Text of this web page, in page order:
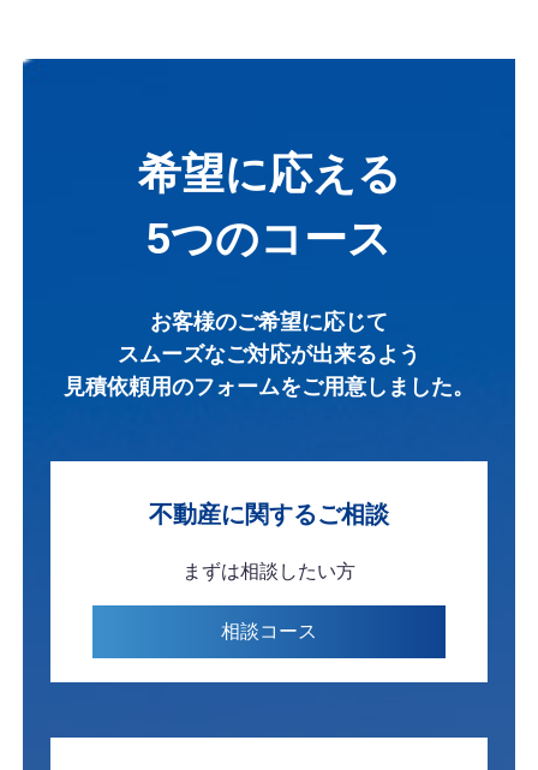
希望に応える
5つのコース
お客様のご希望に応じて
スムーズなご対応が出来るよう
見積依頼用のフォームをご用意しました。
不動産に関するご相談
まずは相談したい方
相談コース